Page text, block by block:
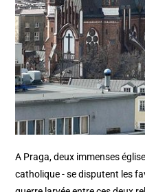
A Praga, deux immenses
catholique - se disputent les